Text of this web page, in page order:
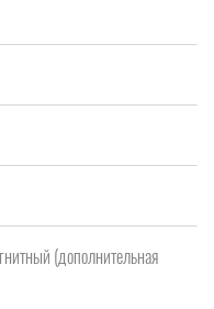
(дополнительная